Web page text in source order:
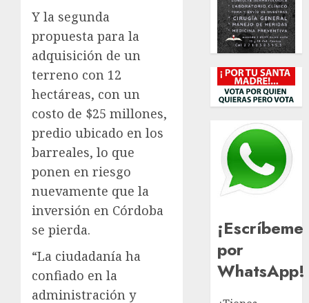
Y la segunda
propuesta para la
adquisición de un
terreno con 12
hectáreas, con un
costo de $25 millones,
predio ubicado en los
barreales, lo que
ponen en riesgo
nuevamente que la
inversión en Córdoba
se pierda.
“La ciudadanía ha
confiado en la
administración y
¡Escríbeme
por
WhatsApp!